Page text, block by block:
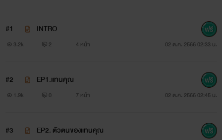
#1 INTRO
3.2k 2 4 หน้า 02 ต.ค. 2566 02:33 น.
#2 EP1.แทนคุณ
1.9k 0 7 หน้า 02 ต.ค. 2566 02:45 น.
#3 EP2. ตัวตนของแทนคุณ